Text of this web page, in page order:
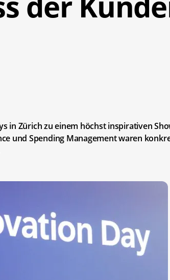
in Zürich zu einem höchst inspirativen
und Spending Management waren